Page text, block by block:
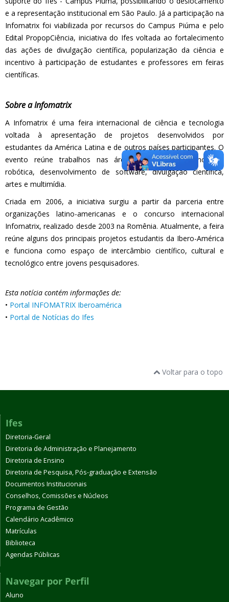
e a representação institucional em São Paulo. Já a participação na
Infomatrix foi viabilizada por recursos do Campus Piúma e pelo
Edital PropopCiência, iniciativa do Ifes voltada ao fortalecimento
das ações de divulgação científica, popularização da ciência e
incentivo à participação de estudantes e professores em feiras
científicas.
Sobre a Infomatrix
A Infomatrix é uma feira internacional de ciência e tecnologia
voltada à apresentação de projetos desenvolvidos por
estudantes da América Latina e de outros países participantes. O
evento reúne trabalhos nas áreas de ciências, tecnologia,
robótica, desenvolvimento de software, divulgação científica,
artes e multimídia.
Criada em 2006, a iniciativa surgiu a partir da parceria entre
organizações latino-americanas e o concurso internacional
Infomatrix, realizado desde 2003 na Romênia. Atualmente, a feira
reúne alguns dos principais projetos estudantis da Ibero-América
e funciona como espaço de intercâmbio científico, cultural e
tecnológico entre jovens pesquisadores.
Esta notícia contém informações de:
• Portal INFOMATRIX Iberoamérica
• Portal de Notícias do Ifes
Voltar para o topo
Ifes
Diretoria-Geral
Diretoria de Administração e Planejamento
Diretoria de Ensino
Diretoria de Pesquisa, Pós-graduação e Extensão
Documentos Institucionais
Conselhos, Comissões e Núcleos
Programa de Gestão
Calendário Acadêmico
Matrículas
Biblioteca
Agendas Públicas
Navegar por Perfil
Aluno